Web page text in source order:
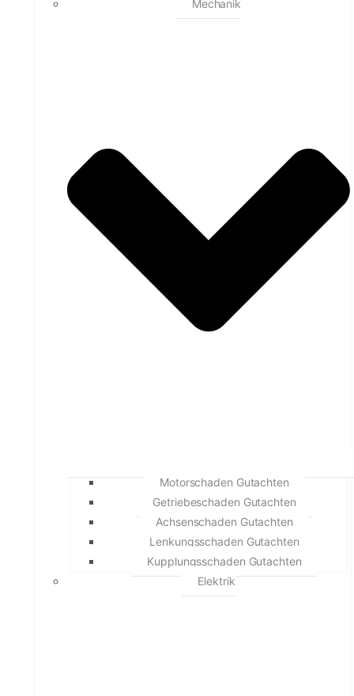
Mechanik
Motorschaden Gutachten
Getriebeschaden Gutachten
Achsenschaden Gutachten
Lenkungsschaden Gutachten
Kupplungsschaden Gutachten
Elektrik